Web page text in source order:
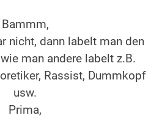
Bammm,
nicht, dann labelt man den
man andere labelt z.B.
Rassist, Dummkopf
usw.
Prima,